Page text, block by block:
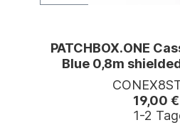
PATCHBOX.ONE
Blue 0,8m
19,00
1-2